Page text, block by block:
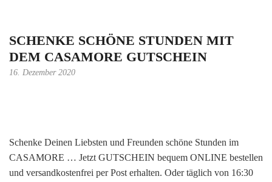
SCHENKE SCHÖNE STUNDEN MIT
DEM CASAMORE GUTSCHEIN
16. Dezember 2020
Schenke Deinen Liebsten und Freunden schöne Stunden im
CASAMORE … Jetzt GUTSCHEIN bequem ONLINE bestellen
und versandkostenfrei per Post erhalten. Oder täglich von 16:30